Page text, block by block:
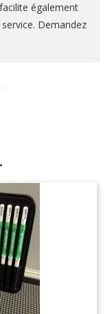
BAINS D’ORGANE
également
Demandez